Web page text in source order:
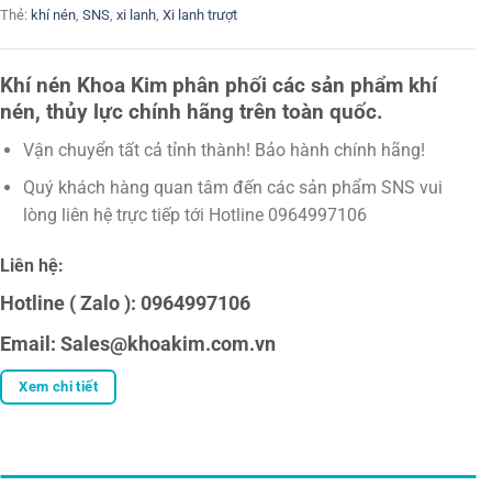
Thẻ: khí nén, SNS, xi lanh, Xi lanh trượt
Khí nén Khoa Kim phân phối các sản phẩm khí
nén, thủy lực chính hãng trên toàn quốc.
Vận chuyển tất cả tỉnh thành! Bảo hành chính hãng!
Quý khách hàng quan tâm đến các sản phẩm SNS vui
lòng liên hệ trực tiếp tới Hotline 0964997106
Liên hệ:
Hotline ( Zalo ): 0964997106
Email: Sales@khoakim.com.vn
Xem chi tiết